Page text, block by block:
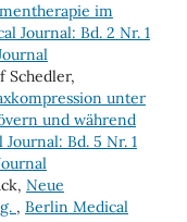
im
Journal: Bd. 2 Nr. 1
Schedler,
unter
und während
Bd. 5 Nr. 1
Neue
, Berlin Medical